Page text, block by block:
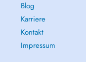
Blog
Karriere
Kontakt
Impressum